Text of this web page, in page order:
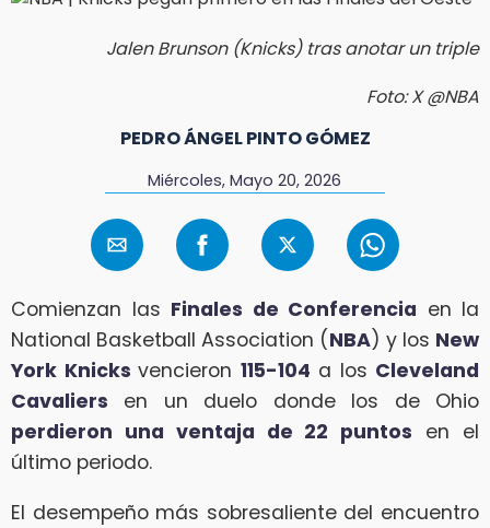
Jalen Brunson (Knicks) tras anotar un triple
Foto: X @NBA
PEDRO ÁNGEL PINTO GÓMEZ
Miércoles, Mayo 20, 2026
Comienzan las Finales de Conferencia en la
National Basketball Association (NBA) y los New
York Knicks vencieron 115-104 a los Cleveland
Cavaliers en un duelo donde los de Ohio
perdieron una ventaja de 22 puntos en el
último periodo.
El desempeño más sobresaliente del encuentro